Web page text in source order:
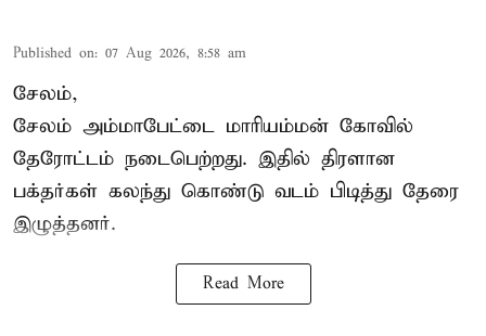
Published on: 07 Aug 2026, 8:58 am
சேலம்,
சேலம் அம்மாபேட்டை மாரியம்மன் கோவில்
தேரோட்டம் நடைபெற்றது. இதில் திரளான
பக்தர்கள் கலந்து கொண்டு வடம் பிடித்து தேரை
இழுத்தனர்.
Read More